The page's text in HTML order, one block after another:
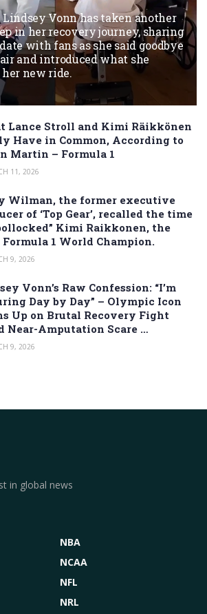
Lindsey Vonn has taken another
in her recovery journey, sharing
with fans as she said goodbye
and introduced what she
new ride.
Lance Stroll and Kimi Räikkönen
Have in Common, According to
Martin – Formula 1
11, 2026
Wilman, the former executive
of ‘Top Gear’, recalled the time
Kimi Raikkonen, the
Formula 1 World Champion.
9, 2026
Vonn’s Raw Confession: “I’m
Day by Day” – Olympic Icon
Up on Brutal Recovery Fight
Near-Amputation Scare …
9, 2026
in global news
NBA
NCAA
NFL
NRL